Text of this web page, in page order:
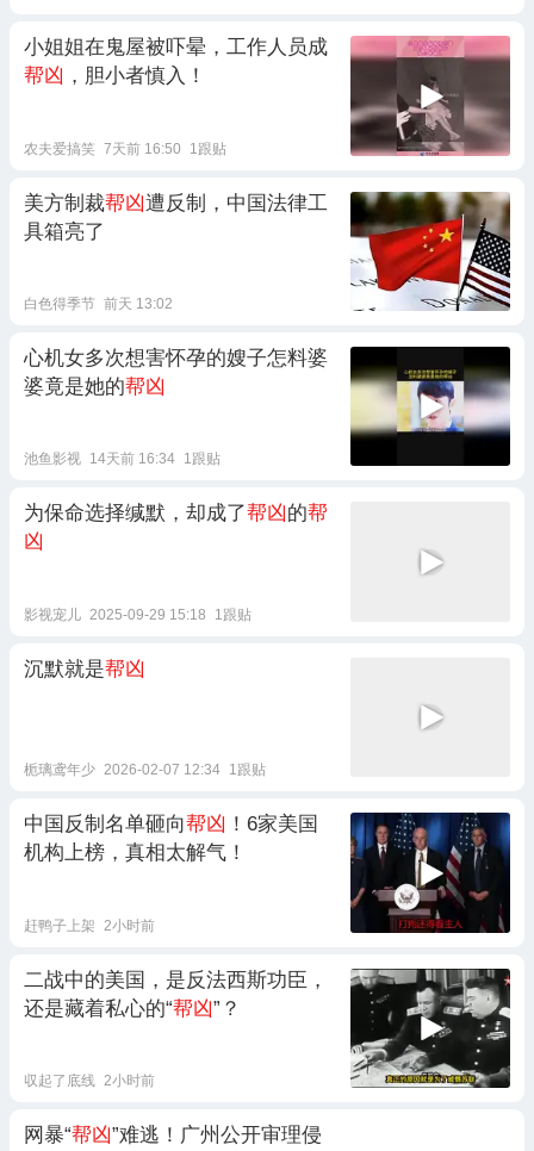
小姐姐在鬼屋被吓晕，工作人员成
帮凶 ，胆小者慎入！
农夫爱搞笑 7天前 16:50 1跟贴
美方制裁帮凶遭反制，中国法律工
具箱亮了
白色得季节 前天 13:02
心机女多次想害怀孕的嫂子怎料婆
婆竟是她的帮凶
池鱼影视 14天前 16:34 1跟贴
为保命选择缄默，却成了帮凶的帮
凶
影视宠儿 2025-09-29 15:18 1跟贴
沉默就是帮凶
栀璃鸢年少 2026-02-07 12:34 1跟贴
中国反制名单砸向帮凶 ！6家美国
机构上榜，真相太解气！
赶鸭子上架 2小时前
二战中的美国，是反法西斯功臣，
还是藏着私心的“帮凶”？
収起了底线 2小时前
网暴“帮凶”难逃！广州公开审理侵